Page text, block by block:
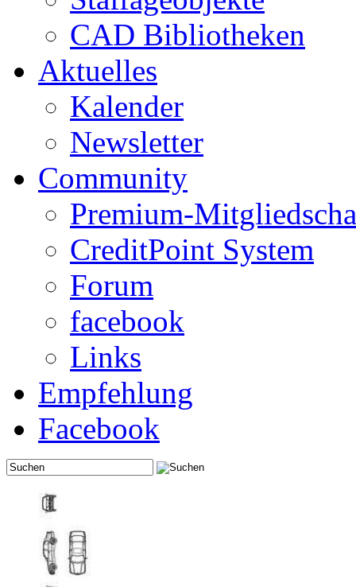
CAD Bibliotheken
Aktuelles
Kalender
Newsletter
Community
Premium-
CreditPoint System
Forum
facebook
Links
Empfehlung
Facebook